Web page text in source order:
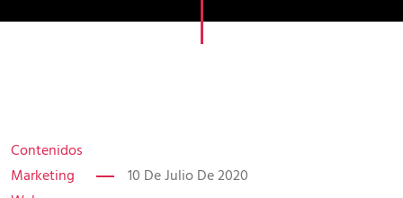
Contenidos
Marketing
10 De Julio De 2020